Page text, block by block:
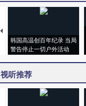
韩国高温创百年纪录 当局
警告停止一切户外活动
视听推荐